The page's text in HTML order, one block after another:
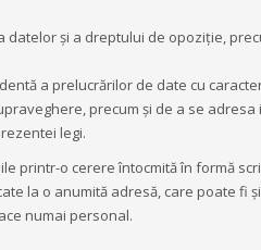
și a dreptului de opoziție,
a prelucrărilor de date cu
precum și de a se
legi.
printr-o cerere întocmită în formă
la o anumită adresă, care poate fi
numai personal.